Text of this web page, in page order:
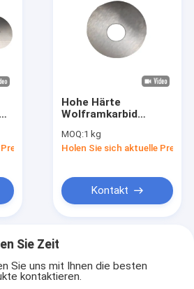
Hohe Härte
Wolframkarbid
die Holzverarbeitung
MOQ:1 kg
Holen Sie sich aktuelle Preis
Kontakt
Sie Zeit
Sie uns mit Ihnen die besten
kontaktieren.